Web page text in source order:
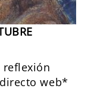
reflexión
web*